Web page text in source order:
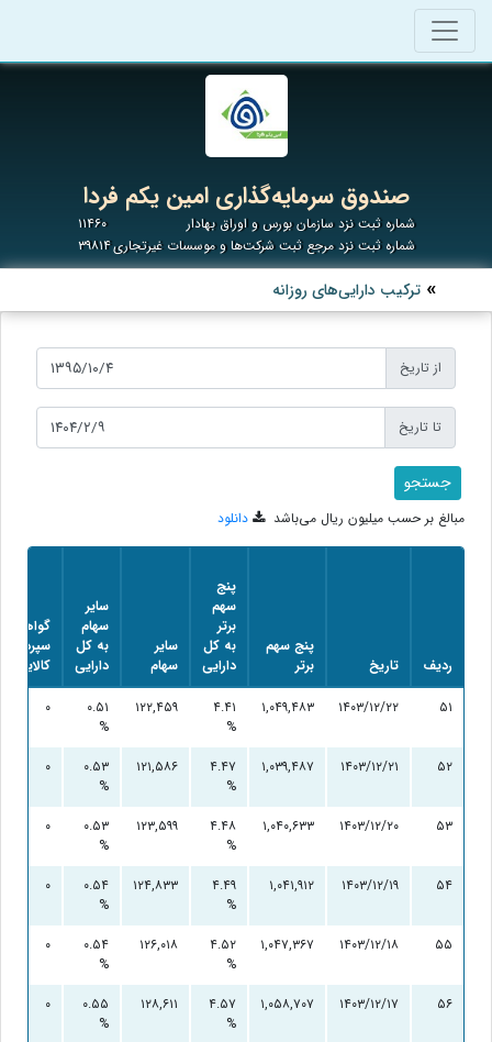
صندوق سرمایه‌گذاری امین یکم فردا
شماره ثبت نزد سازمان بورس و اوراق بهادار
۱۱۴۶۰
شماره ثبت نزد مرجع ثبت شرکت‌ها و موسسات غیرتجاری۳۹۸۱۴
ترکیب دارایی‌های روزانه
از تاریخ
تا تاریخ
مبالغ بر حسب میلیون ریال می‌باشد دانلود
ردیف تاریخ
پنج سهم
برتر
پنج
سهم
برتر
به کل
دارایی
سایر
سهام
سایر
سهام
به کل
دارایی
گواهی
سپرده
کالایی
۵۱
۱۴۰۳/۱۲/۲۲ ۱,۰۴۹,۴۸۳
۴.۴۱
%
۱۲۲,۴۵۹
۰.۵۱
%
۰
۵۲ ۱۴۰۳/۱۲/۲۱ ۱,۰۳۹,۴۸۷
۴.۴۷
%
۱۲۱,۵۸۶
۰.۵۳
%
۰
۵۳ ۱۴۰۳/۱۲/۲۰ ۱,۰۴۰,۶۳۳
۴.۴۸
%
۱۲۳,۵۹۹
۰.۵۳
%
۰
۵۴ ۱۴۰۳/۱۲/۱۹ ۱,۰۴۱,۹۱۲
۴.۴۹
%
۱۲۴,۸۳۳
۰.۵۴
%
۰
۵۵ ۱۴۰۳/۱۲/۱۸ ۱,۰۴۷,۳۶۷
۴.۵۲
%
۱۲۶,۰۱۸
۰.۵۴
%
۰
۵۶ ۱۴۰۳/۱۲/۱۷ ۱,۰۵۸,۷۰۷
۴.۵۷
%
۱۲۸,۶۱۱
۰.۵۵
%
۰